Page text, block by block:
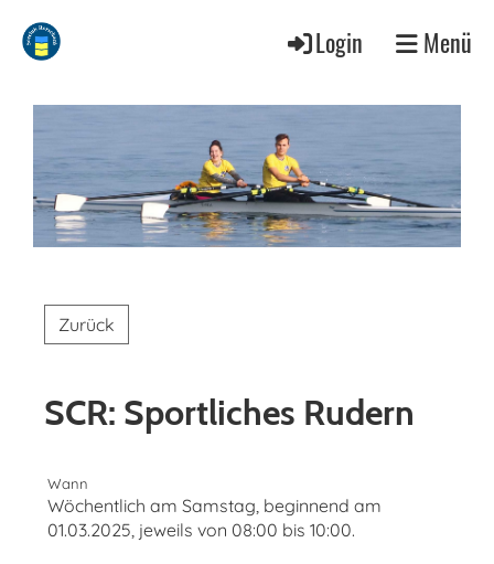
Login Menü
Zurück
SCR: Sportliches Rudern
Wann
Wöchentlich am Samstag, beginnend am
01.03.2025, jeweils von 08:00 bis 10:00.